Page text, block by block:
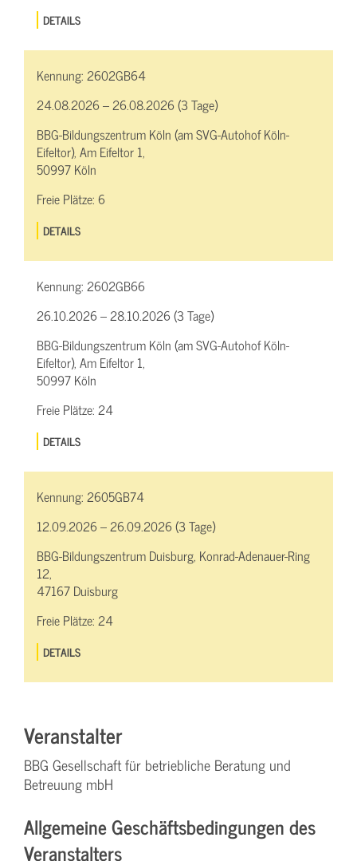
DETAILS
Kennung:2602GB64
24.08.2026 – 26.08.2026 (3 Tage)
BBG-Bildungszentrum Köln (am SVG-Autohof Köln-
Eifeltor), Am Eifeltor 1,
50997 Köln
Freie Plätze:6
DETAILS
Kennung:2602GB66
26.10.2026 – 28.10.2026 (3 Tage)
BBG-Bildungszentrum Köln (am SVG-Autohof Köln-
Eifeltor), Am Eifeltor 1,
50997 Köln
Freie Plätze:24
DETAILS
Kennung:2605GB74
12.09.2026 – 26.09.2026 (3 Tage)
BBG-Bildungszentrum Duisburg, Konrad-Adenauer-Ring
12,
47167 Duisburg
Freie Plätze:24
DETAILS
Veranstalter
BBG Gesellschaft für betriebliche Beratung und
Betreuung mbH
Allgemeine Geschäftsbedingungen des
Veranstalters